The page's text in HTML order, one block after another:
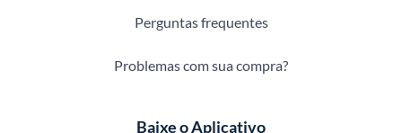
Perguntas frequentes
Problemas com sua compra?
Baixe o Aplicativo